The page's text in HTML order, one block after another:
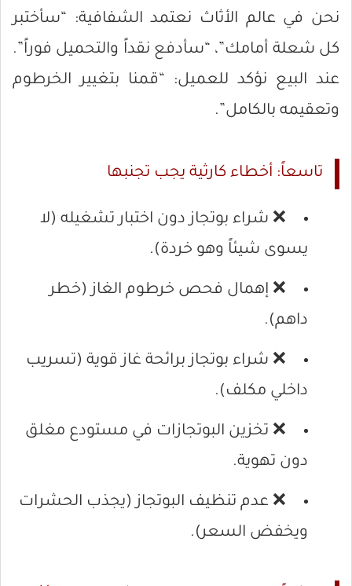
نحن في عالم الأثاث نعتمد الشفافية: “سأختبر
كل شعلة أمامك”، “سأدفع نقداً والتحميل فوراً”.
عند البيع نؤكد للعميل: “قمنا بتغيير الخرطوم
وتعقيمه بالكامل”.
تاسعاً: أخطاء كارثية يجب تجنبها
❌ شراء بوتجاز دون اختبار تشغيله (لا
يسوى شيئاً وهو خردة).
❌ إهمال فحص خرطوم الغاز (خطر
داهم).
❌ شراء بوتجاز برائحة غاز قوية (تسريب
داخلي مكلف).
❌ تخزين البوتجازات في مستودع مغلق
دون تهوية.
❌ عدم تنظيف البوتجاز (يجذب الحشرات
ويخفض السعر).